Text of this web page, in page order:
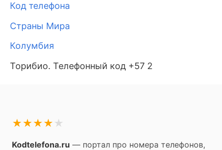
Код телефона
Страны Мира
Колумбия
Торибио. Телефонный код +57 2
★
★
★
★
★
Kodtelefona.ru — портал про номера телефонов,